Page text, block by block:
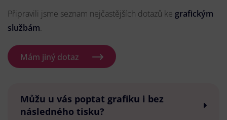
Připravili jsme seznam nejčastějších dotazů ke grafickým
službám.
Mám jiný dotaz
Můžu u vás poptat grafiku i bez
následného tisku?